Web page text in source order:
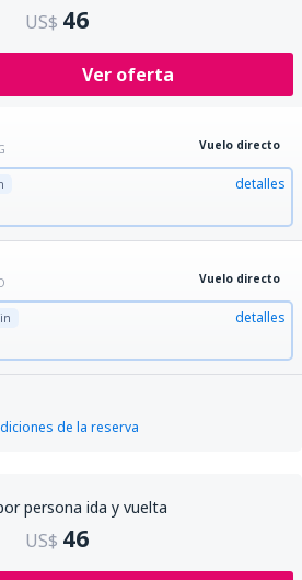
US$ 46
Ver oferta
Vuelo directo
detalles
Vuelo directo
detalles
de la reserva
persona ida y vuelta
US$ 46